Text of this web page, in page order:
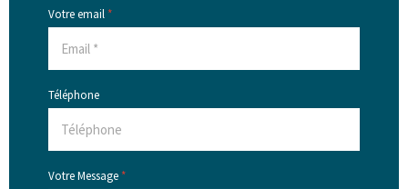
Votre email *
Téléphone
Votre Message *